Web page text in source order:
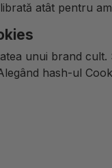
atât pentru
unui brand
hash-ul